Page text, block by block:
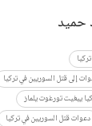
حميد
إلى قتل السوريين في تركيا
ييغيت تورغوت يلماز
دعوات قتل السوريين في تركيا